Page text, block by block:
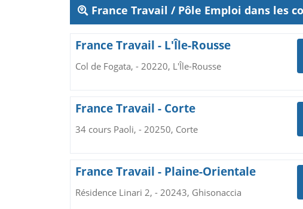
France Travail / Pôle Emploi dans les
France Travail - L'Île-Rousse
Col de Fogata, - 20220, L'Île-Rousse
France Travail - Corte
34 cours Paoli, - 20250, Corte
France Travail - Plaine-Orientale
Résidence Linari 2, - 20243, Ghisonaccia